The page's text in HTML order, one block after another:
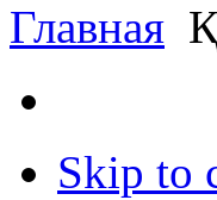
Главная
Skip to